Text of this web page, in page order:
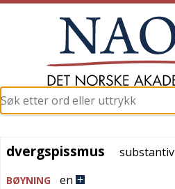
dvergspissmus
dvergspissmus substantiv
BØYNING en